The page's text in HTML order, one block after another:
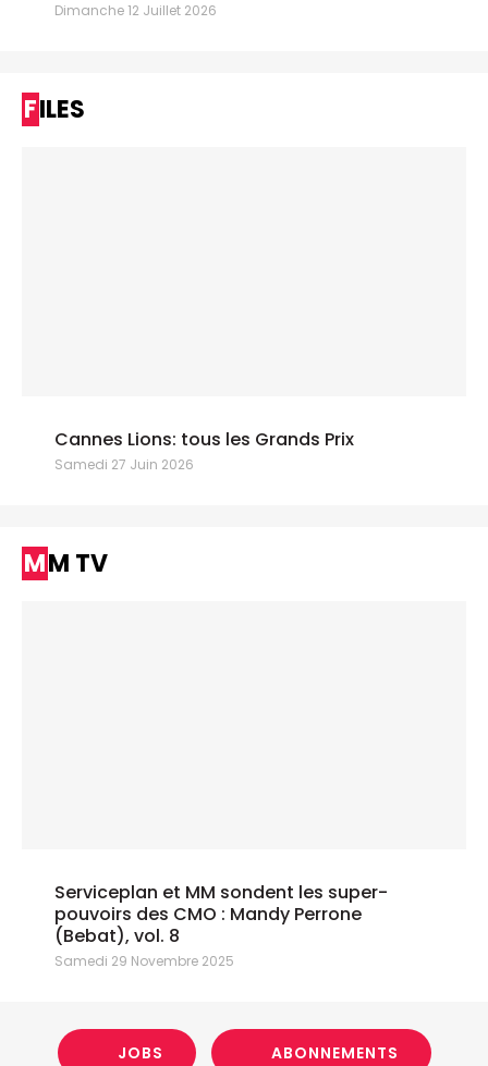
Dimanche 12 Juillet 2026
FILES
Cannes Lions: tous les Grands Prix
Samedi 27 Juin 2026
MM TV
Serviceplan et MM sondent les super-
pouvoirs des CMO : Mandy Perrone
(Bebat), vol. 8
Samedi 29 Novembre 2025
JOBS ABONNEMENTS